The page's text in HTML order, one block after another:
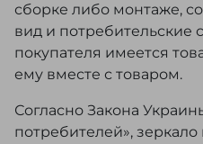
сборке либо монтаже,
вид и потребительские
покупателя имеется
ему вместе с товаром.
Согласно Закона
потребителей», зеркало